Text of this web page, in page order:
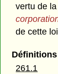
vertu de
de cette
Définitions
261.1